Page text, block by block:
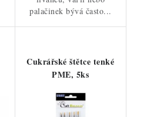
palačinek bývá často...
Cukrářské štětce tenké
PME, 5ks